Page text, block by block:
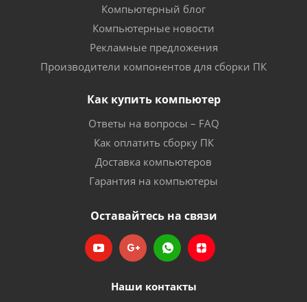
Компьютерный блог
Компьютерные новости
Рекламные предложения
Производители компонентов для сборки ПК
Как купить компьютер
Ответы на вопросы – FAQ
Как оплатить сборку ПК
Доставка компьютеров
Гарантия на компьютеры
Оставайтесь на связи
Наши контакты